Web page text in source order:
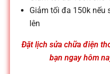
c
h
Giảm tối đa 150k nếu
lên
Đặt lịch sửa chữa điện
bạn ngay hôm